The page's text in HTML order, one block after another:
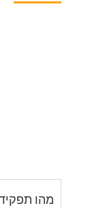
מהו